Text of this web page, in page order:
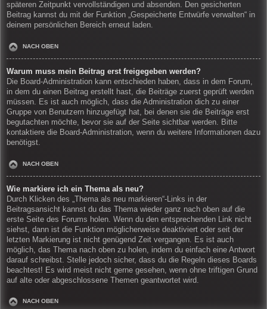
späteren Zeitpunkt vervollständigen und absenden. Den gesicherten
Beitrag kannst du mit der Funktion „Gespeicherte Entwürfe verwalten“ in
deinem persönlichen Bereich erneut laden.
NACH OBEN
Warum muss mein Beitrag erst freigegeben werden?
Die Board-Administration kann entschieden haben, dass in dem Forum,
in dem du einen Beitrag erstellt hast, die Beiträge zuerst geprüft werden
müssen. Es ist auch möglich, dass die Administration dich zu einer
Gruppe von Benutzern hinzugefügt hat, bei denen sie die Beiträge erst
begutachten möchte, bevor sie auf der Seite sichtbar werden. Bitte
kontaktiere die Board-Administration, wenn du weitere Informationen dazu
benötigst.
NACH OBEN
Wie markiere ich ein Thema als neu?
Durch Klicken des „Thema als neu markieren“-Links in der
Beitragsansicht kannst du das Thema wieder ganz nach oben auf die
erste Seite des Forums holen. Wenn du den entsprechenden Link nicht
siehst, dann ist die Funktion möglicherweise deaktiviert oder seit der
letzten Markierung ist nicht genügend Zeit vergangen. Es ist auch
möglich, das Thema nach oben zu holen, indem du einfach eine Antwort
darauf schreibst. Stelle jedoch sicher, dass du die Regeln dieses Boards
beachtest! Es wird meist nicht gerne gesehen, wenn ohne triftigen Grund
auf alte oder abgeschlossene Themen geantwortet wird.
NACH OBEN